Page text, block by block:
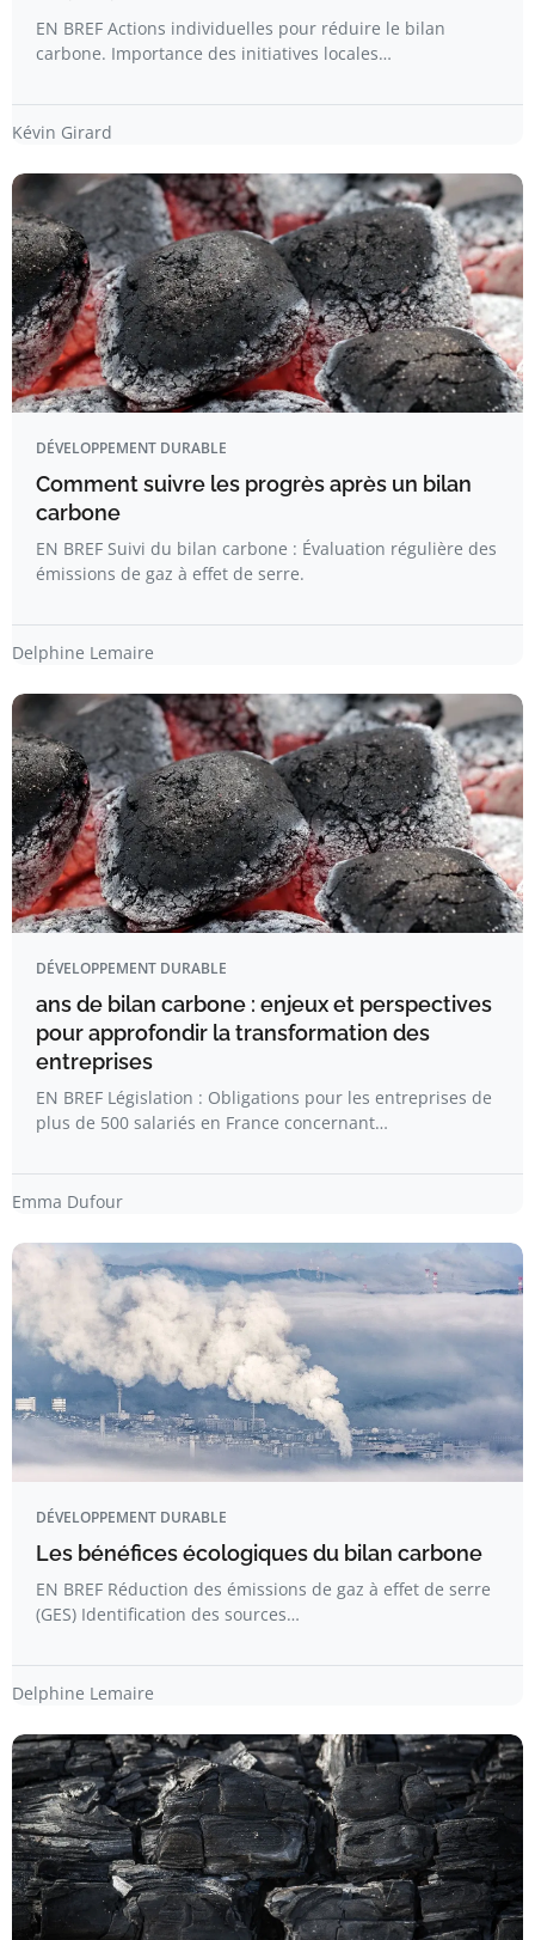
EN BREF Actions individuelles pour réduire le bilan
carbone. Importance des initiatives locales…
Kévin Girard
DÉVELOPPEMENT DURABLE
Comment suivre les progrès après un bilan
carbone
EN BREF Suivi du bilan carbone : Évaluation régulière des
émissions de gaz à effet de serre.
Delphine Lemaire
DÉVELOPPEMENT DURABLE
ans de bilan carbone : enjeux et perspectives
pour approfondir la transformation des
entreprises
EN BREF Législation : Obligations pour les entreprises de
plus de 500 salariés en France concernant…
Emma Dufour
DÉVELOPPEMENT DURABLE
Les bénéfices écologiques du bilan carbone
EN BREF Réduction des émissions de gaz à effet de serre
(GES) Identification des sources…
Delphine Lemaire